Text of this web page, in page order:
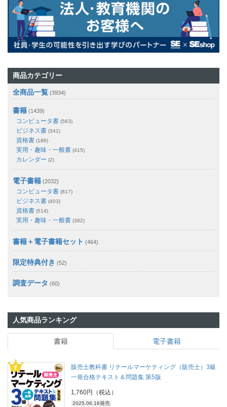
商品カテゴリー
全商品一覧 (3934)
書籍 (1439)
コンピュータ書 (563)
ビジネス書 (341)
資格書 (186)
実用・趣味・一般書 (415)
カレンダー (2)
電子書籍 (2032)
コンピュータ書 (817)
ビジネス書 (403)
資格書 (514)
実用・趣味・一般書 (382)
書籍＋電子書籍セット (464)
限定特典付き (52)
調査データ (60)
人気商品ランキング
書籍 電子書籍
販売士教科書 リテールマーケティング（販売士）3級
一発合格テキスト＆問題集 第5版
1,760円（税込）
2025.06.16発売